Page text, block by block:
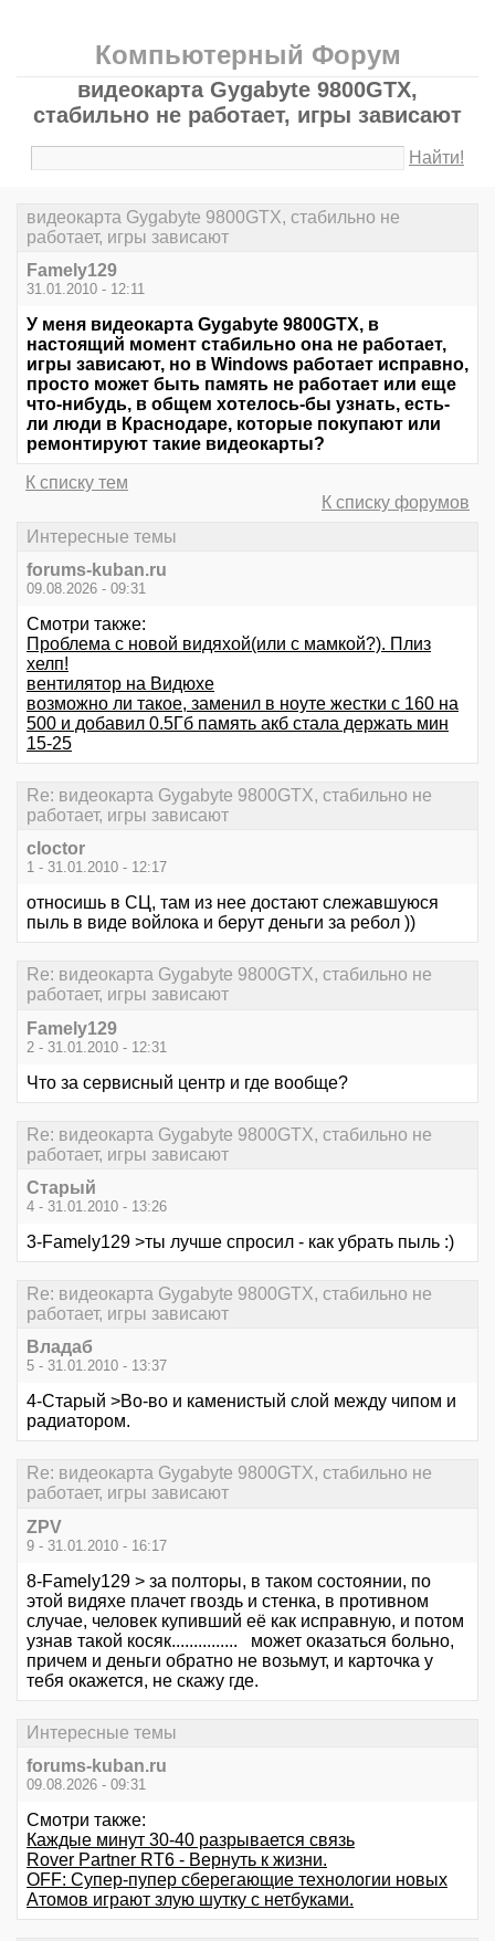
Компьютерный Форум
видеокарта Gygabyte 9800GTX,
стабильно не работает, игры зависают
Найти!
видеокарта Gygabyte 9800GTX, стабильно не
работает, игры зависают
Famely129
31.01.2010 - 12:11
У меня видеокарта Gygabyte 9800GTX, в
настоящий момент стабильно она не работает,
игры зависают, но в Windows работает исправно,
просто может быть память не работает или еще
что-нибудь, в общем хотелось-бы узнать, есть-
ли люди в Краснодаре, которые покупают или
ремонтируют такие видеокарты?
К списку тем
К списку форумов
Интересные темы
forums-kuban.ru
09.08.2026 - 09:31
Смотри также:
Проблема с новой видяхой(или с мамкой?). Плиз
хелп!
вентилятор на Видюхе
возможно ли такое, заменил в ноуте жестки с 160 на
500 и добавил 0.5Гб память акб стала держать мин
15-25
Re: видеокарта Gygabyte 9800GTX, стабильно не
работает, игры зависают
cloctor
1 - 31.01.2010 - 12:17
относишь в СЦ, там из нее достают слежавшуюся
пыль в виде войлока и берут деньги за ребол ))
Re: видеокарта Gygabyte 9800GTX, стабильно не
работает, игры зависают
Famely129
2 - 31.01.2010 - 12:31
Что за сервисный центр и где вообще?
Re: видеокарта Gygabyte 9800GTX, стабильно не
работает, игры зависают
Старый
4 - 31.01.2010 - 13:26
3-Famely129 >ты лучше спросил - как убрать пыль :)
Re: видеокарта Gygabyte 9800GTX, стабильно не
работает, игры зависают
Владаб
5 - 31.01.2010 - 13:37
4-Старый >Во-во и каменистый слой между чипом и
радиатором.
Re: видеокарта Gygabyte 9800GTX, стабильно не
работает, игры зависают
ZPV
9 - 31.01.2010 - 16:17
8-Famely129 > за полторы, в таком состоянии, по
этой видяхе плачет гвоздь и стенка, в противном
случае, человек купивший её как исправную, и потом
узнав такой косяк............... может оказаться больно,
причем и деньги обратно не возьмут, и карточка у
тебя окажется, не скажу где.
Интересные темы
forums-kuban.ru
09.08.2026 - 09:31
Смотри также:
Каждые минут 30-40 разрывается связь
Rover Partner RT6 - Вернуть к жизни.
OFF: Супер-пупер сберегающие технологии новых
Атомов играют злую шутку с нетбуками.